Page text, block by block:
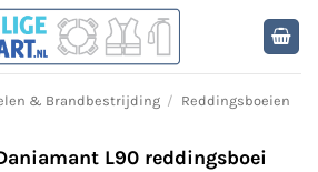
& Brandbestrijding / Reddingsboeien
L90 reddingsboei